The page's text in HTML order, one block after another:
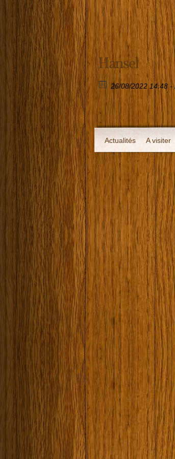
Hansel
26/08/2022 14:48
Actualités A visiter